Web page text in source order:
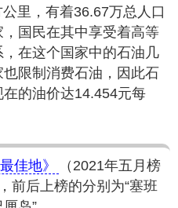
里，有着36.67万总人口
国民在其中享受着高等
在这个国家中的石油几
限制消费石油，因此石
的油价达14.454元每
佳地》
（2021年五月榜
，前后上榜的分别为“塞班